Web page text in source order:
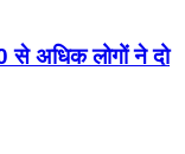
से अधिक लोगों ने दो